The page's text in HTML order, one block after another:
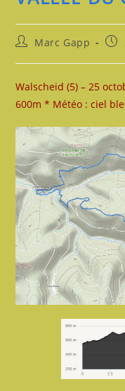
Auteur/autrice
la
publication :
Marc Gapp
Walscheid (5) – 25
600m * Météo : ciel